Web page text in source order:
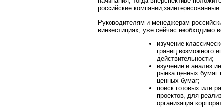
российские
Руководителям и менеджерам
винвестициях, уже сейчас необходимо
изучение
границ возможного
действительности;
изучение и анализ
рынка ценных бумаг
ценных бумаг;
поиск готовых или
проектов, для
организация